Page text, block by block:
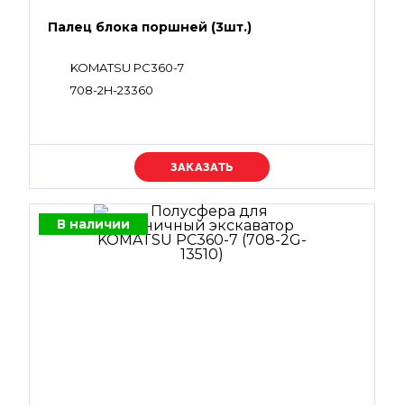
Палец блока поршней (3шт.)
KOMATSU PC360-7
708-2H-23360
Уточняйте цену
В наличии